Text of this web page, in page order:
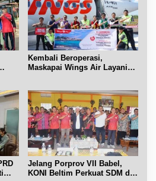
Kembali Beroperasi,
Maskapai Wings Air Layani
Jelang Porprov VII Babel,
KONI Beltim Perkuat SDM di